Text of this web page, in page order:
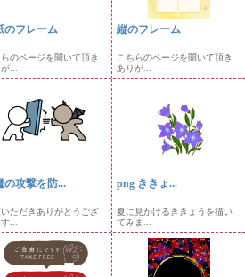
のフレーム
のページを開いて頂き
...
縦のフレーム
こちらのページを開いて頂き
ありが...
の攻撃を防...
いただきありがとうござ
...
png ききょ...
夏に見かけるききょうを描い
てみま...